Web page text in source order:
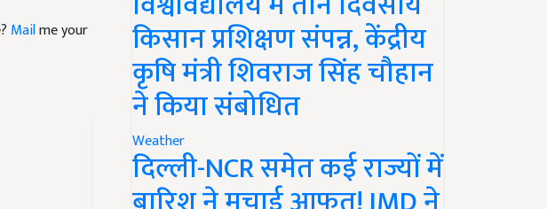
किसान प्रशिक्षण संपन्न, केंद्रीय
कृषि मंत्री शिवराज सिंह चौहान
ने किया संबोधित
Weather
दिल्ली-NCR समेत कई राज्यों में